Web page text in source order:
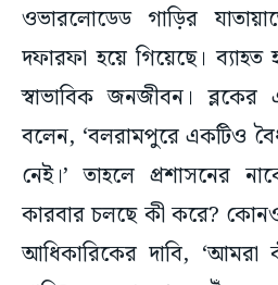
ওভারলোডেড গাড়ির
দফারফা হয়ে গিয়েছে। ব্যাহত
স্বাভাবিক জনজীবন।
বলেন, ‘বলরামপুরে একটিও
নেই।’ তাহলে প্রশাসনের
কারবার চলছে কী করে?
আধিকারিকের দাবি, ‘আমরা